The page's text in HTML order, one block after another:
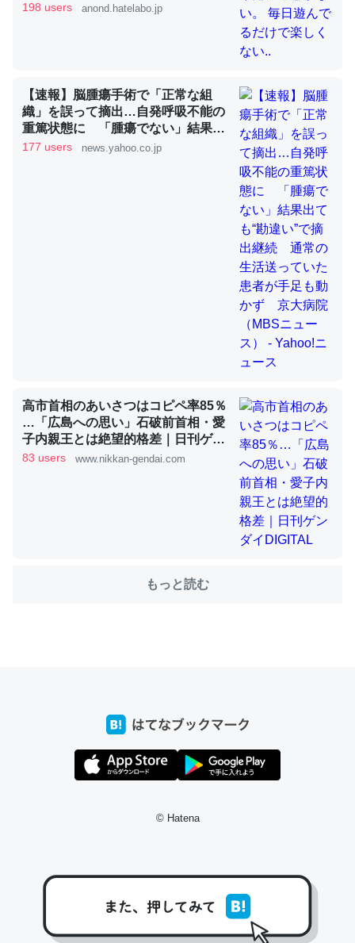
論文では「淡水はカルシウムも酸素も不足してて両方に不
利だから両方が拮抗してるのでは」とあって面白い。海に
いる鋏角類（カブトガニ・ウミグモ）はカルシウムを使わ
ずキチンを強化してる筈だが、酵素が違うのか？
─ニュース :: 【研究発表】昆虫学の大問題＝「昆虫はなぜ海にいな
これを元に考えるとカルシウムを大量に使う脊椎動物と貝
類は苦労してるんだな…。腹足類だと殻を無くしてナメク
─ニュース :: 【研究発表】昆虫学の大問題＝「昆虫はなぜ海にいな
ウチもEchoを実家に置いて４年。でたまに覗いてる。ぼ
ちぼちRingも置こうかと画策中。あと、Googleマップで
位置情報を共有してる。電池残量や充電中かが分かるので
─たまにLINEするくらいだった遠方の父67歳と僕。ITツール導入で
それを実質100倍以上に伸ばす効果があるはず……
─たまにLINEするくらいだった遠方の父67歳と僕。ITツール導入で
コミュニケーションが劇的に変化した｜tayorini by LIFULL介護
回線代ほとんどかからないですよ。参考：
https://toyoshi.hatenablog.com/entry/2019/05/15/1805
34
198 users anond.hatelabo.jp
【速報】脳腫瘍手術で「正常な組
織」を誤って摘出…自発呼吸不能の
重篤状態に 「腫瘍でない」結果出
ても“勘違い”で摘出継続 通常の生
177 users news.yahoo.co.jp
高市首相のあいさつはコピペ率85％
…「広島への思い」石破前首相・愛
子内親王とは絶望的格差｜日刊ゲン
ダイDIGITAL
83 users www.nikkan-gendai.com
もっと読む
© Hatena